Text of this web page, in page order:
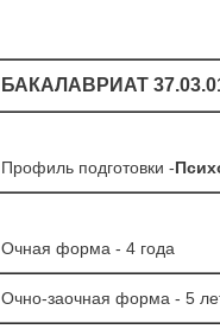
БАКАЛАВРИАТ
Профиль подготовки -
Очная форма - 4 года
Очно-заочная форма - 5